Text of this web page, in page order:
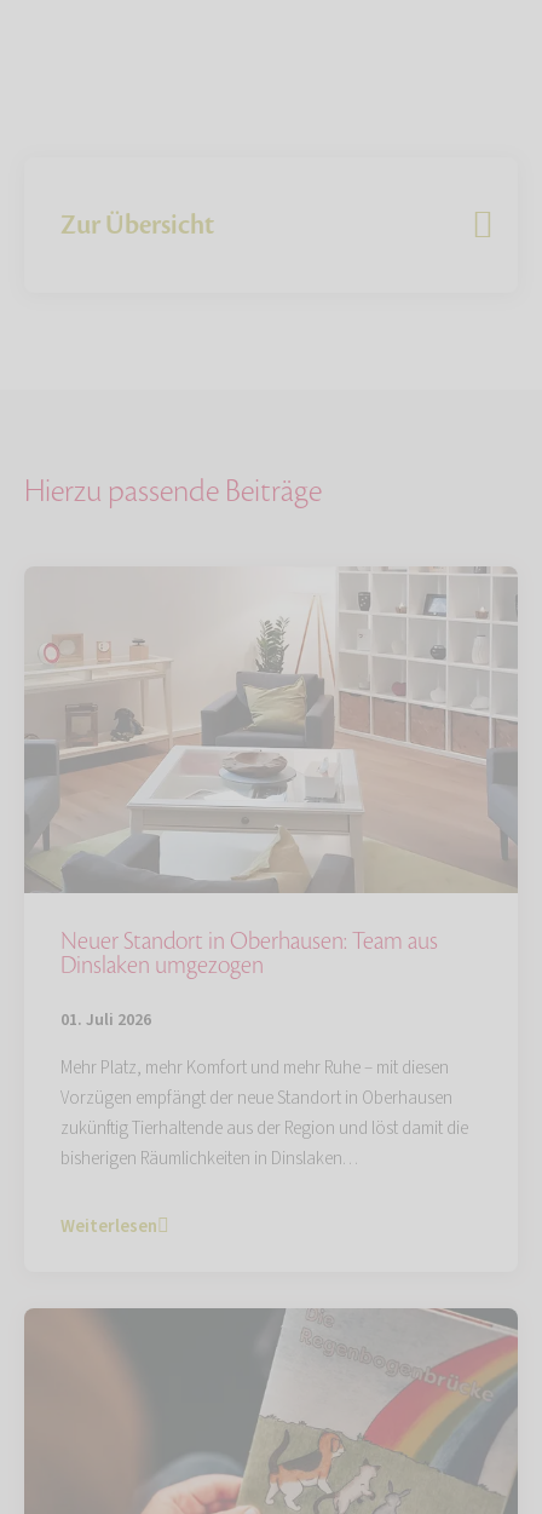
Zur Übersicht
Hierzu passende Beiträge
Neuer Standort in Oberhausen: Team aus
Dinslaken umgezogen
01. Juli 2026
Mehr Platz, mehr Komfort und mehr Ruhe – mit diesen
Vorzügen empfängt der neue Standort in Oberhausen
zukünftig Tierhaltende aus der Region und löst damit die
bisherigen Räumlichkeiten in Dinslaken…
Weiterlesen